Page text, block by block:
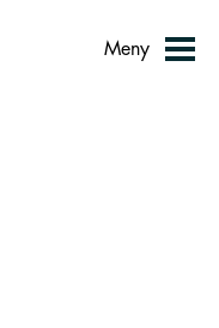
Meny